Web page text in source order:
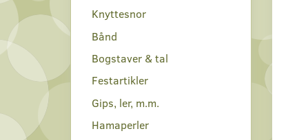
Knyttesnor
Bånd
Bogstaver & tal
Festartikler
Gips, ler, m.m.
Hamaperler